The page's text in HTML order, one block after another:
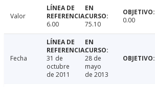
Valor
6.00
75.10 0.00
Fecha
31 de
octubre
de 2011
28 de
mayo
de 2013